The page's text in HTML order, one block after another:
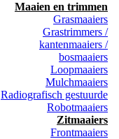
Maaien en trimmen
Grasmaaiers
Grastrimmers /
kantenmaaiers /
bosmaaiers
Loopmaaiers
Mulchmaaiers
Radiografisch gestuurde
Robotmaaiers
Zitmaaiers
Frontmaaiers